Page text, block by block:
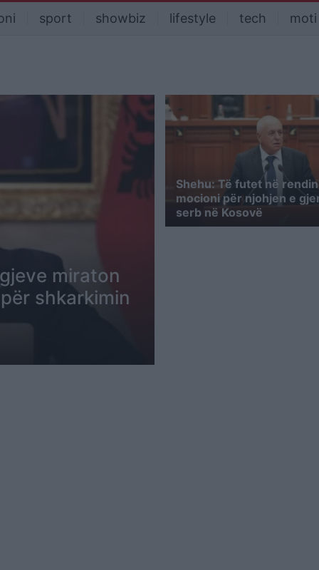
sport showbiz lifestyle tech moti
miraton
shkarkimin
Shehu: Të futet në
mocioni për njohjen e
serb në Kosovë